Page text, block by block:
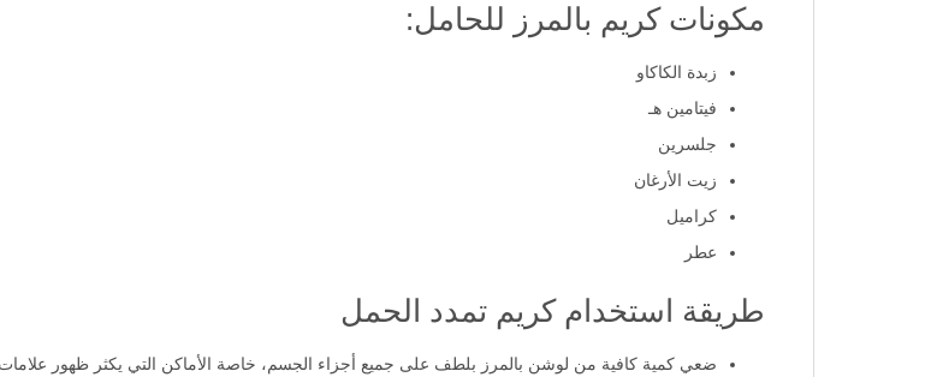
مكونات كريم بالمرز للحامل:
زبدة الكاكاو
فيتامين هـ
جلسرين
زيت الأرغان
كراميل
عطر
طريقة استخدام كريم تمدد الحمل
ضعي كمية كافية من لوشن بالمرز بلطف على جميع أجزاء الجسم، خاصة الأماكن التي يكثر ظهور علامات